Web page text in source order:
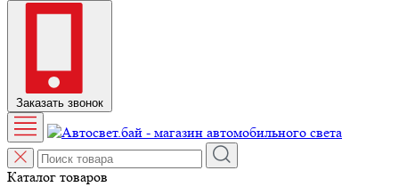
Заказать звонок
Каталог товаров